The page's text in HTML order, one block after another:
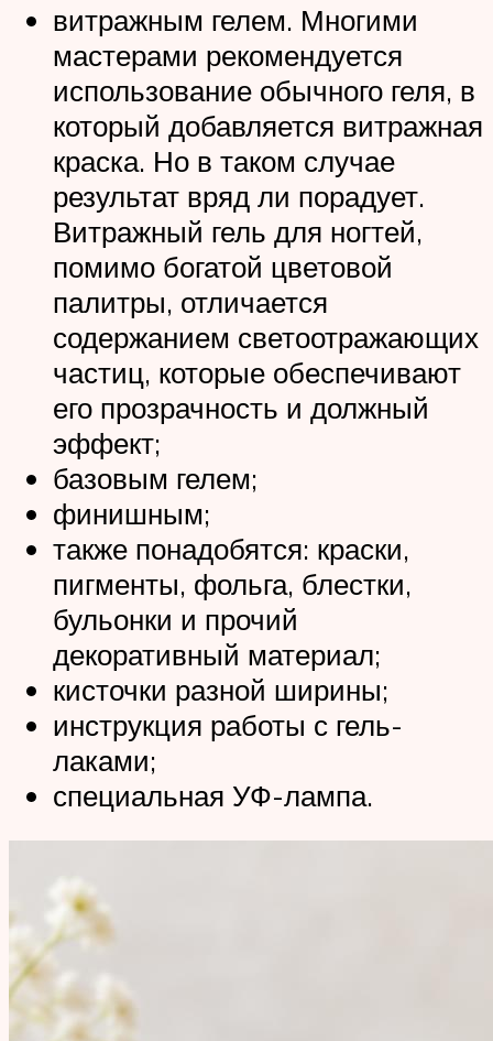
витражным гелем. Многими
мастерами рекомендуется
использование обычного геля, в
который добавляется витражная
краска. Но в таком случае
результат вряд ли порадует.
Витражный гель для ногтей,
помимо богатой цветовой
палитры, отличается
содержанием светоотражающих
частиц, которые обеспечивают
его прозрачность и должный
эффект;
базовым гелем;
финишным;
также понадобятся: краски,
пигменты, фольга, блестки,
бульонки и прочий
декоративный материал;
кисточки разной ширины;
инструкция работы с гель-
лаками;
специальная УФ-лампа.